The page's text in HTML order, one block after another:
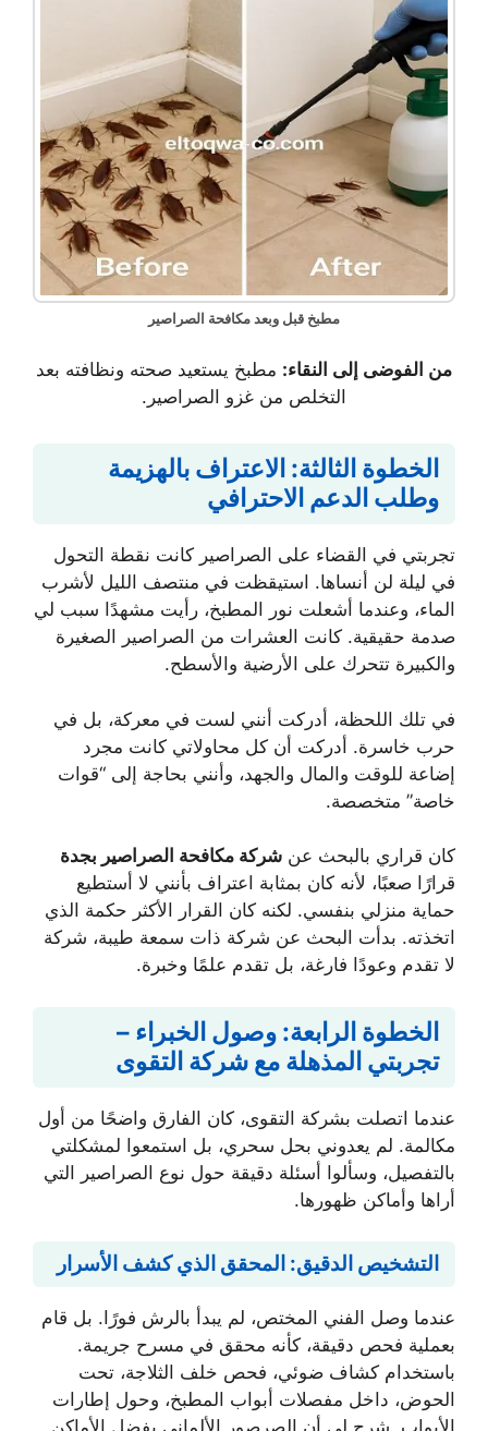
مطبخ قبل وبعد مكافحة الصراصير
من الفوضى إلى النقاء: مطبخ يستعيد صحته ونظافته بعد
التخلص من غزو الصراصير.
الخطوة الثالثة: الاعتراف بالهزيمة
وطلب الدعم الاحترافي
تجربتي في القضاء على الصراصير كانت نقطة التحول
في ليلة لن أنساها. استيقظت في منتصف الليل لأشرب
الماء، وعندما أشعلت نور المطبخ، رأيت مشهدًا سبب لي
صدمة حقيقية. كانت العشرات من الصراصير الصغيرة
والكبيرة تتحرك على الأرضية والأسطح.
في تلك اللحظة، أدركت أنني لست في معركة، بل في
حرب خاسرة. أدركت أن كل محاولاتي كانت مجرد
إضاعة للوقت والمال والجهد، وأنني بحاجة إلى “قوات
خاصة” متخصصة.
كان قراري بالبحث عن شركة مكافحة الصراصير بجدة
قرارًا صعبًا، لأنه كان بمثابة اعتراف بأنني لا أستطيع
حماية منزلي بنفسي. لكنه كان القرار الأكثر حكمة الذي
اتخذته. بدأت البحث عن شركة ذات سمعة طيبة، شركة
لا تقدم وعودًا فارغة، بل تقدم علمًا وخبرة.
الخطوة الرابعة: وصول الخبراء –
تجربتي المذهلة مع شركة التقوى
عندما اتصلت بشركة التقوى، كان الفارق واضحًا من أول
مكالمة. لم يعدوني بحل سحري، بل استمعوا لمشكلتي
بالتفصيل، وسألوا أسئلة دقيقة حول نوع الصراصير التي
أراها وأماكن ظهورها.
التشخيص الدقيق: المحقق الذي كشف الأسرار
عندما وصل الفني المختص، لم يبدأ بالرش فورًا. بل قام
بعملية فحص دقيقة، كأنه محقق في مسرح جريمة.
باستخدام كشاف ضوئي، فحص خلف الثلاجة، تحت
الحوض، داخل مفصلات أبواب المطبخ، وحول إطارات